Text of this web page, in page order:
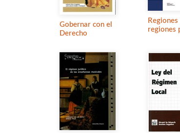
Gobernar con el
Derecho
Regiones
regiones